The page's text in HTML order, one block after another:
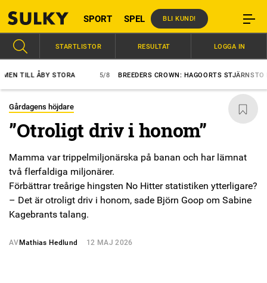
SPORT SPEL BLI KUND!
ÅBY STORA BREEDERS CROWN: HAGOORTS STJÄRNSTO BÄST
STARTLISTOR RESULTAT LOGGA IN
Gårdagens höjdare
”Otroligt driv i honom”
Mamma var trippelmiljonärska på banan och har lämnat
två flerfaldiga miljonärer.
Förbättrar treårige hingsten No Hitter statistiken ytterligare?
– Det är otroligt driv i honom, sade Björn Goop om Sabine
Kagebrants talang.
AV Mathias Hedlund 12 MAJ 2026